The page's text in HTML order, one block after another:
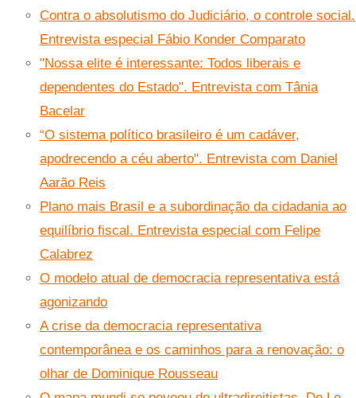
Contra o absolutismo do Judiciário, o controle social.
Entrevista especial Fábio Konder Comparato
"Nossa elite é interessante: Todos liberais e
dependentes do Estado". Entrevista com Tânia
Bacelar
“O sistema político brasileiro é um cadáver,
apodrecendo a céu aberto". Entrevista com Daniel
Aarão Reis
Plano mais Brasil e a subordinação da cidadania ao
equilíbrio fiscal. Entrevista especial com Felipe
Calabrez
O modelo atual de democracia representativa está
agonizando
A crise da democracia representativa
contemporânea e os caminhos para a renovação: o
olhar de Dominique Rousseau